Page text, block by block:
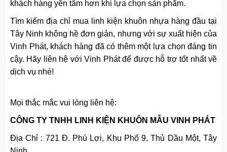
khách hàng yên tâm hơn khi lựa chọn sản phẩm.
Tìm kiếm địa chỉ mua linh kiện khuôn nhựa hàng đầu tại
Tây Ninh không hề đơn giản, nhưng với sự xuất hiện của
Vinh Phát, khách hàng đã có thêm một lựa chọn đáng tin
cậy. Hãy liên hệ với Vinh Phát để được hỗ trợ tốt nhất về
dịch vụ nhé!
Mọi thắc mắc vui lòng liên hệ:
CÔNG TY TNHH LINH KIỆN KHUÔN MẪU VINH PHÁT​
Địa Chỉ : 721 Đ. Phú Lợi, Khu Phố 9, Thủ Dầu Một, Tây